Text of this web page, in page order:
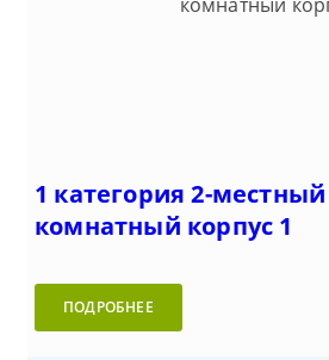
1 категория 2-
комнатный корпус 1
ПОДРОБНЕЕ